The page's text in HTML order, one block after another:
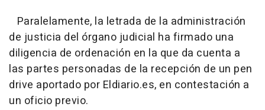
Paralelamente, la letrada de la administración
de justicia del órgano judicial ha firmado una
diligencia de ordenación en la que da cuenta a
las partes personadas de la recepción de un pen
drive aportado por Eldiario.es, en contestación a
un oficio previo.